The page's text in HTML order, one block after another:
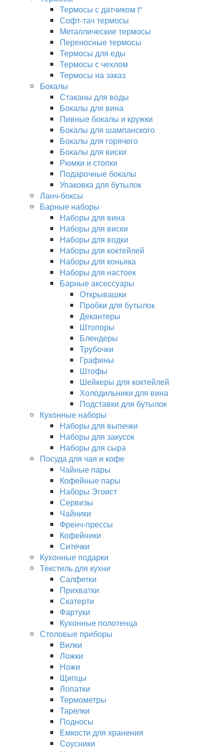
Термосы с датчиком t°
Софт-тач термосы
Металлические термосы
Переносные термосы
Термосы для еды
Термосы с чехлом
Термосы на заказ
Бокалы
Стаканы для воды
Бокалы для вина
Пивные бокалы и кружки
Бокалы для шампанского
Бокалы для горячего
Бокалы для виски
Рюмки и стопки
Подарочные бокалы
Упаковка для бутылок
Ланч-боксы
Барные наборы
Наборы для вина
Наборы для виски
Наборы для водки
Наборы для коктейлей
Наборы для коньяка
Наборы для настоек
Барные аксессуары
Открывашки
Пробки для бутылок
Декантеры
Штопоры
Блендеры
Трубочки
Графины
Штофы
Шейкеры для коктейлей
Холодильники для вина
Подставки для бутылок
Кухонные наборы
Наборы для выпечки
Наборы для закусок
Наборы для сыра
Посуда для чая и кофе
Чайные пары
Кофейные пары
Наборы Эгоист
Сервизы
Чайники
Френч-прессы
Кофейники
Ситечки
Кухонные подарки
Текстиль для кухни
Салфетки
Прихватки
Скатерти
Фартуки
Кухонные полотенца
Столовые приборы
Вилки
Ложки
Ножи
Щипцы
Лопатки
Термометры
Тарелки
Подносы
Емкости для хранения
Соусники